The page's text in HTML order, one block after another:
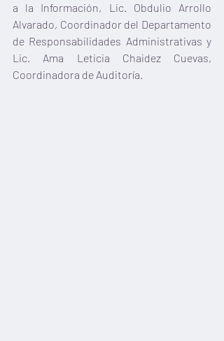
a la Información, Lic. Obdulio Arrollo
Alvarado, Coordinador del Departamento
de Responsabilidades Administrativas y
Lic. Ama Leticia Chaidez Cuevas,
Coordinadora de Auditoría.